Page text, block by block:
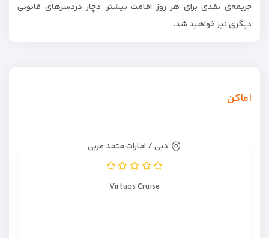
جریمه‌ی نقدی برای هر روز اقامت بیشتر، دچار دردسرهای قانونی
دیگری نیز خواهید شد.
اماکن
دبی / امارات متحد عربی
Virtuos Cruise